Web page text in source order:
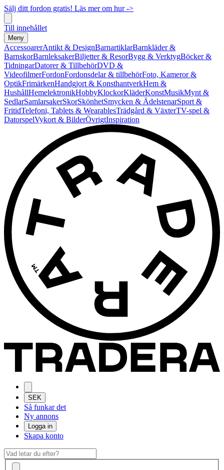
Sälj ditt fordon gratis! Läs mer om hur ->
Till innehållet
Meny
AccessoarerAntikt & DesignBarnartiklarBarnkläder &
BarnskorBarnleksakerBiljetter & ResorBygg & VerktygBöcker &
TidningarDatorer & TillbehörDVD &
VideofilmerFordonFordonsdelar & tillbehörFoto, Kameror &
OptikFrimärkenHandgjort & KonsthantverkHem &
HushållHemelektronikHobbyKlockorKläderKonstMusikMynt &
SedlarSamlarsakerSkorSkönhetSmycken & ÄdelstenarSport &
FritidTelefoni, Tablets & WearablesTrädgård & VäxterTV-spel &
DatorspelVykort & BilderÖvrigtInspiration
SEK
Så funkar det
Ny annons
Logga in
Skapa konto